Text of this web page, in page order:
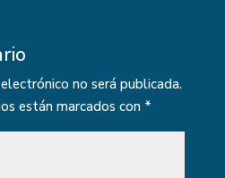
no será publicada.
están marcados con *